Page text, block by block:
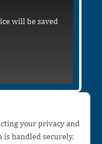
will be saved
your privacy and
handled securely.